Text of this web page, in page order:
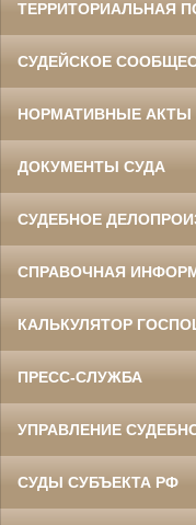
ТЕРРИТОРИАЛЬНАЯ
СУДЕЙСКОЕ
НОРМАТИВНЫЕ АКТЫ
ДОКУМЕНТЫ СУДА
СУДЕБНОЕ
СПРАВОЧНАЯ
КАЛЬКУЛЯТОР
ПРЕСС-СЛУЖБА
УПРАВЛЕНИЕ
СУДЫ СУБЪЕКТА РФ